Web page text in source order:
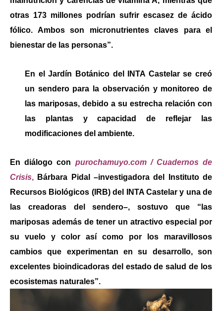
otras 173 millones podrían sufrir escasez de ácido
fólico. Ambos son micronutrientes claves para el
bienestar de las personas”.
En el Jardín Botánico del INTA Castelar se creó
un sendero para
la observación y monitoreode
las mariposas, debido a su estrecha relación con
las plantas y capacidad de reflejar las
modificaciones del ambiente.
En diálogo con purochamuyo.com / Cuadernos de
Crisis, Bárbara Pidal –investigadora del Instituto de
Recursos Biológicos (IRB) del INTA Castelar y una de
las creadoras del sendero–, sostuvo que “las
mariposas además de tener un atractivo especial por
su vuelo y color así como por los maravillosos
cambios que experimentan en su desarrollo, son
excelentes bioindicadoras del estado de salud de los
ecosistemas naturales”.